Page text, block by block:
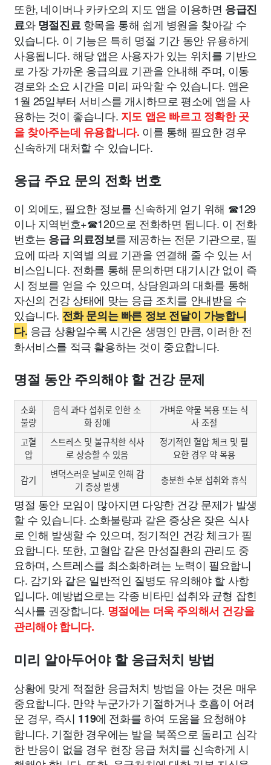
또한, 네이버나 카카오의 지도 앱을 이용하면 응급진
료와 명절진료 항목을 통해 쉽게 병원을 찾아갈 수
있습니다. 이 기능은 특히 명절 기간 동안 유용하게
사용됩니다. 해당 앱은 사용자가 있는 위치를 기반으
로 가장 가까운 응급의료 기관을 안내해 주며, 이동
경로와 소요 시간을 미리 파악할 수 있습니다. 앱은
1월 25일부터 서비스를 개시하므로 평소에 앱을 사
용하는 것이 좋습니다. 지도 앱은 빠르고 정확한 곳
을 찾아주는데 유용합니다. 이를 통해 필요한 경우
신속하게 대처할 수 있습니다.
응급 주요 문의 전화 번호
이 외에도, 필요한 정보를 신속하게 얻기 위해 ☎129
이나 지역번호+☎120으로 전화하면 됩니다. 이 전화
번호는 응급 의료정보를 제공하는 전문 기관으로, 필
요에 따라 지역별 의료 기관을 연결해 줄 수 있는 서
비스입니다. 전화를 통해 문의하면 대기시간 없이 즉
시 정보를 얻을 수 있으며, 상담원과의 대화를 통해
자신의 건강 상태에 맞는 응급 조치를 안내받을 수
있습니다. 전화 문의는 빠른 정보 전달이 가능합니
다. 응급 상황일수록 시간은 생명인 만큼, 이러한 전
화서비스를 적극 활용하는 것이 중요합니다.
명절 동안 주의해야 할 건강 문제
소화
불량
음식 과다 섭취로 인한 소
화 장애
가벼운 약물 복용 또는 식
사 조절
고혈
압
스트레스 및 불규칙한 식사
로 상승할 수 있음
정기적인 혈압 체크 및 필
요한 경우 약 복용
감기
변덕스러운 날씨로 인해 감
기 증상 발생
충분한 수분 섭취와 휴식
명절 동안 모임이 많아지면 다양한 건강 문제가 발생
할 수 있습니다. 소화불량과 같은 증상은 잦은 식사
로 인해 발생할 수 있으며, 정기적인 건강 체크가 필
요합니다. 또한, 고혈압 같은 만성질환의 관리도 중
요하며, 스트레스를 최소화하려는 노력이 필요합니
다. 감기와 같은 일반적인 질병도 유의해야 할 사항
입니다. 예방법으로는 각종 비타민 섭취와 균형 잡힌
식사를 권장합니다. 명절에는 더욱 주의해서 건강을
관리해야 합니다.
미리 알아두어야 할 응급처치 방법
상황에 맞게 적절한 응급처치 방법을 아는 것은 매우
중요합니다. 만약 누군가가 기절하거나 호흡이 어려
운 경우, 즉시 119에 전화를 하여 도움을 요청해야
합니다. 기절한 경우에는 발을 북쪽으로 돌리고 심각
한 반응이 없을 경우 현장 응급 처치를 신속하게 시